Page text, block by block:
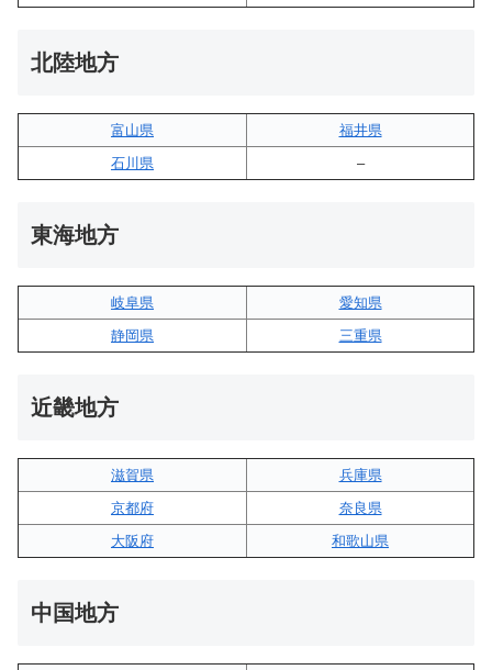
北陸地方
富山県
福井県
石川県
–
東海地方
岐阜県
愛知県
静岡県
三重県
近畿地方
滋賀県
兵庫県
京都府
奈良県
大阪府
和歌山県
中国地方